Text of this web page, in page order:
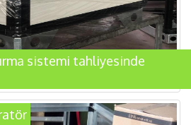
sistemi tahliyesinde